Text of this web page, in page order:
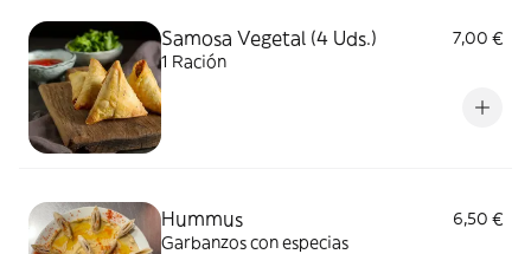
Samosa Vegetal (4 Uds.)
7,00 €
1 Ración
Hummus
6,50 €
Garbanzos con especias